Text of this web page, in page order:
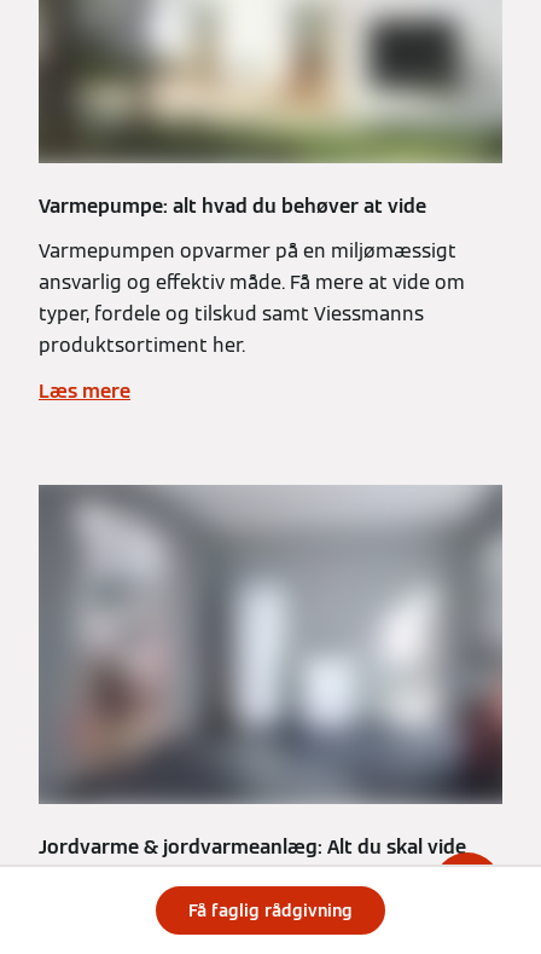
Få faglig rådgivning
Varmepumpe: alt hvad du behøver at vide
Varmepumpen opvarmer på en miljømæssigt
ansvarlig og effektiv måde. Få mere at vide om
typer, fordele og tilskud samt Viessmanns
produktsortiment her.
Læs mere
Jordvarme & jordvarmeanlæg: Alt du skal vide
Jordvarmeanlæg bruger jorden som primær
energikilde, enten med geotermiske solfangere